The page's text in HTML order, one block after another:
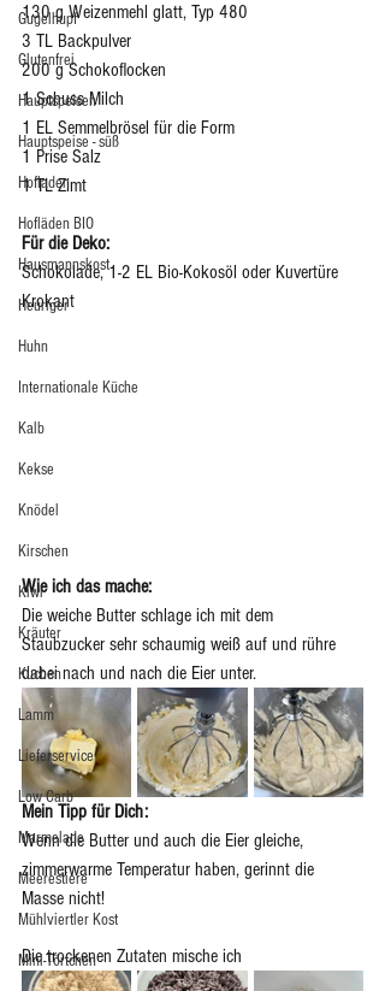
Gugelhupf
Glutenfrei
Hauptspeisen
Hauptspeise - süß
Hofladen
Hofläden BIO
Hausmannskost
Heuriger
Huhn
Internationale Küche
Kalb
Kekse
Knödel
Kirschen
Kiwi
Kräuter
Kuchen
Lamm
Lieferservice
Low Carb
Marmelade
Meerestiere
Mühlviertler Kost
Mini-Törtchen
130 g Weizenmehl glatt, Typ 480
3 TL Backpulver
200 g Schokoflocken
1 Schuss Milch
1 EL Semmelbrösel für die Form
1 Prise Salz
1 TL Zimt
Für die Deko:
Schokolade, 1-2 EL Bio-Kokosöl oder Kuvertüre
Krokant
Wie ich das mache:
Die weiche Butter schlage ich mit dem
Staubzucker sehr schaumig weiß auf und rühre
dabei nach und nach die Eier unter.
Mein Tipp für Dich:
Wenn die Butter und auch die Eier gleiche,
zimmerwarme Temperatur haben, gerinnt die
Masse nicht!
Die trockenen Zutaten mische ich